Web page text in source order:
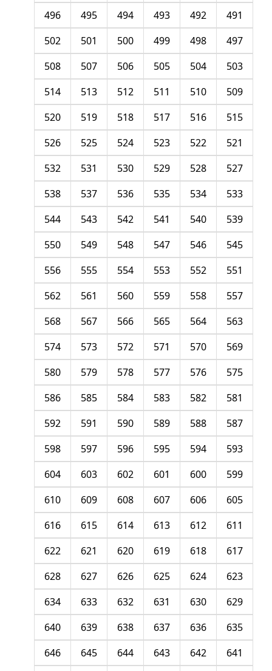
491
492
493
494
495
496
497
498
499
500
501
502
503
504
505
506
507
508
509
510
511
512
513
514
515
516
517
518
519
520
521
522
523
524
525
526
527
528
529
530
531
532
533
534
535
536
537
538
539
540
541
542
543
544
545
546
547
548
549
550
551
552
553
554
555
556
557
558
559
560
561
562
563
564
565
566
567
568
569
570
571
572
573
574
575
576
577
578
579
580
581
582
583
584
585
586
587
588
589
590
591
592
593
594
595
596
597
598
599
600
601
602
603
604
605
606
607
608
609
610
611
612
613
614
615
616
617
618
619
620
621
622
623
624
625
626
627
628
629
630
631
632
633
634
635
636
637
638
639
640
641
642
643
644
645
646